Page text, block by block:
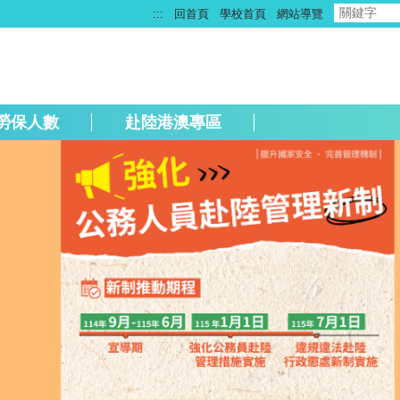
::: 回首頁 學校首頁 網站導覽
保人數 赴陸港澳專區